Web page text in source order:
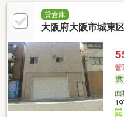
貸倉庫
大阪府大阪市城東
管
面